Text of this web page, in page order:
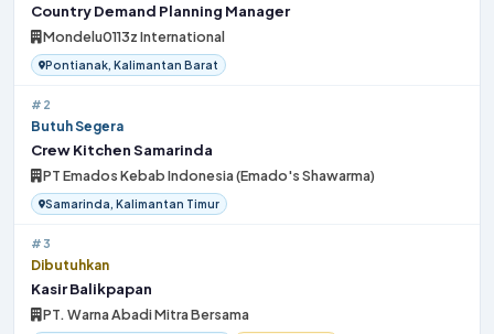
Country Demand Planning Manager
Mondelu0113z International
Pontianak, Kalimantan Barat
#2
Butuh Segera
Crew Kitchen Samarinda
PT Emados Kebab Indonesia (Emado's Shawarma)
Samarinda, Kalimantan Timur
#3
Dibutuhkan
Kasir Balikpapan
PT. Warna Abadi Mitra Bersama